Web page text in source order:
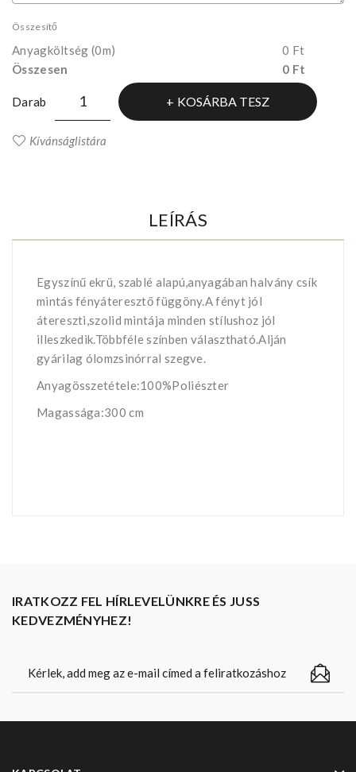
Összesítő
Anyagköltség (0m)
0 Ft
Összesen
0 Ft
Darab KOSÁRBA TESZ
Kívánságlistára
LEÍRÁS
Egyszínű ekrü, szablé alapú,anyagában halvány csík
mintás fényáteresztő függöny.A fényt jól
átereszti,szolid mintája minden stílushoz jól
illeszkedik.Többféle színben választható.Alján
gyárilag ólomzsinórral szegve.
Anyagösszetétele:100%Poliészter
Magassága:300 cm
IRATKOZZ FEL HÍRLEVELÜNKRE ÉS JUSS
KEDVEZMÉNYHEZ!